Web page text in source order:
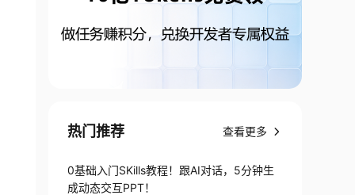
热门推荐 查看更多
0基础入门SKills教程！跟AI对话，5分钟生
成动态交互PPT！